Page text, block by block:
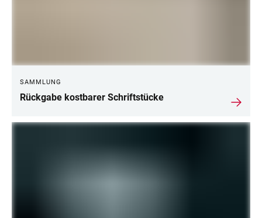
SAMMLUNG
Rückgabe kostbarer Schriftstücke